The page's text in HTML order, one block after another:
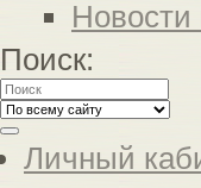
Новости
Поиск:
Личный